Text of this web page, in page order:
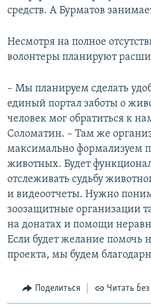
средств. А Бурматов
Несмотря на полное
волонтеры планируют
– Мы планируем сделать
единый портал заботы о
человек мог обратиться к
Соломатин. – Там же
максимально формализуем
животных. Будет
отслеживать судьбу
и видеоотчеты. Нужно
зоозащитные организации
на донатах и помощи
Если будет желание помочь
проекта, мы будем
Поделиться Читать без